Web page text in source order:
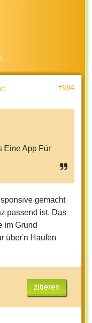
: #684
Eine App Für
gemacht
passend ist. Das
im Grund
über'n Haufen
zitieren